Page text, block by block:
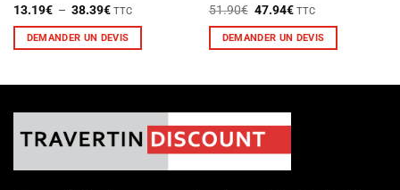
13.19€ – 38.39€Plage
prix :
13.19€
TTC
DEMANDER UN DEVIS
plusieurs
variations.
Les
options
51.90€ Le
initial
était :
47.94€Le
actuel
est :
TTC
DEMANDER UN DEVIS